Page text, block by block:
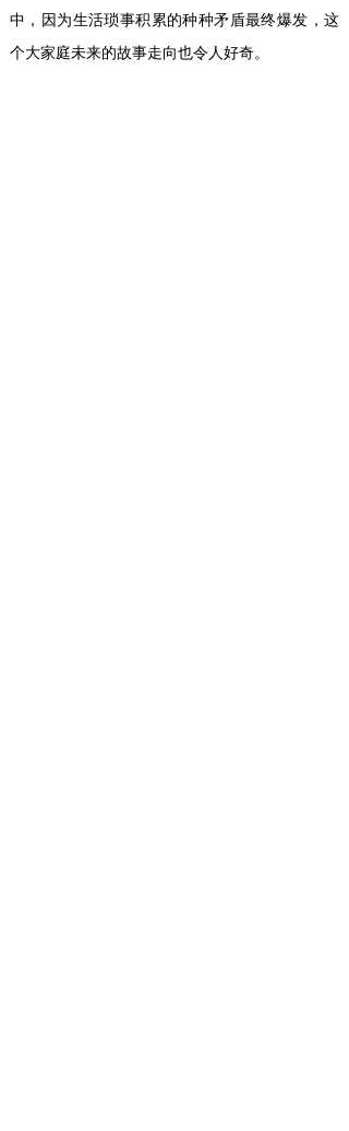
中，因为生活琐事积累的种种矛盾最终爆发，这
个大家庭未来的故事走向也令人好奇。